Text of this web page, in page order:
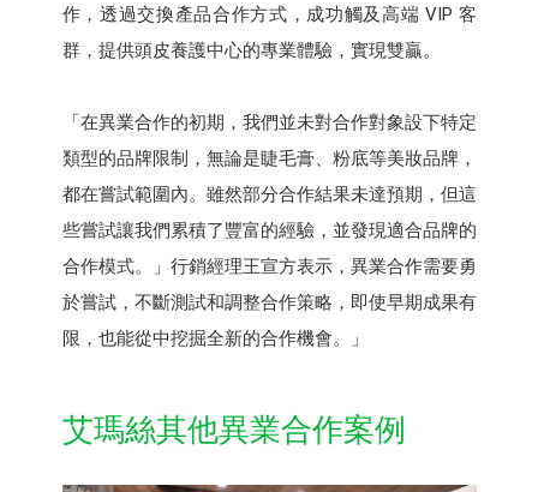
作，透過交換產品合作方式，成功觸及高端 VIP 客
群，提供頭皮養護中心的專業體驗，實現雙贏。
「在異業合作的初期，我們並未對合作對象設下特定
類型的品牌限制，無論是睫毛膏、粉底等美妝品牌，
都在嘗試範圍內。雖然部分合作結果未達預期，但這
些嘗試讓我們累積了豐富的經驗，並發現適合品牌的
合作模式。」行銷經理王宣方表示，異業合作需要勇
於嘗試，不斷測試和調整合作策略，即使早期成果有
限，也能從中挖掘全新的合作機會。」
艾瑪絲其他異業合作案例